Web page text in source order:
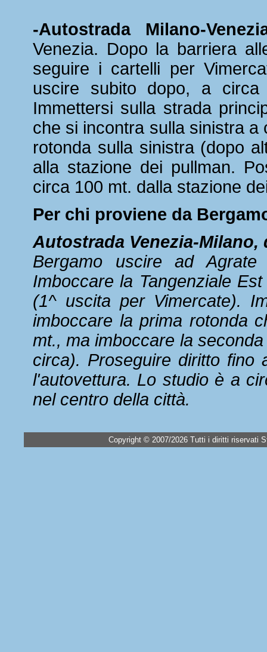
-Autostrada Milano-
Venezia. Dopo la barriera
seguire i cartelli per
uscire subito dopo, a
Immettersi sulla strada
che si incontra sulla sinistra
rotonda sulla sinistra (dopo
alla stazione dei pullman.
circa 100 mt. dalla stazione
Per chi proviene da
Autostrada Venezia-
Bergamo uscire ad
Imboccare la Tangenziale
(1^ uscita per Vimercate).
imboccare la prima rotonda
mt., ma imboccare la
circa). Proseguire diritto fino
l'autovettura. Lo studio è a
nel centro della città.
Copyright © 2007/2026 Tutti i diritti riservati